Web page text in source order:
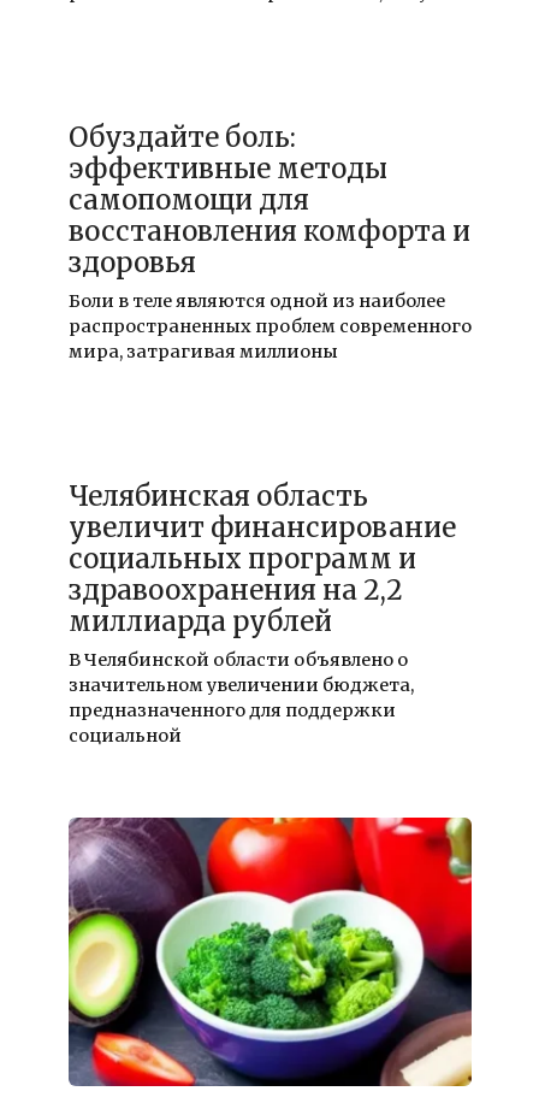
Обуздайте боль:
эффективные методы
самопомощи для
восстановления комфорта и
здоровья
Боли в теле являются одной из наиболее
распространенных проблем современного
мира, затрагивая миллионы
Челябинская область
увеличит финансирование
социальных программ и
здравоохранения на 2,2
миллиарда рублей
В Челябинской области объявлено о
значительном увеличении бюджета,
предназначенного для поддержки
социальной
18.12.2021